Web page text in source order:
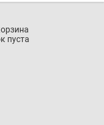
пуста